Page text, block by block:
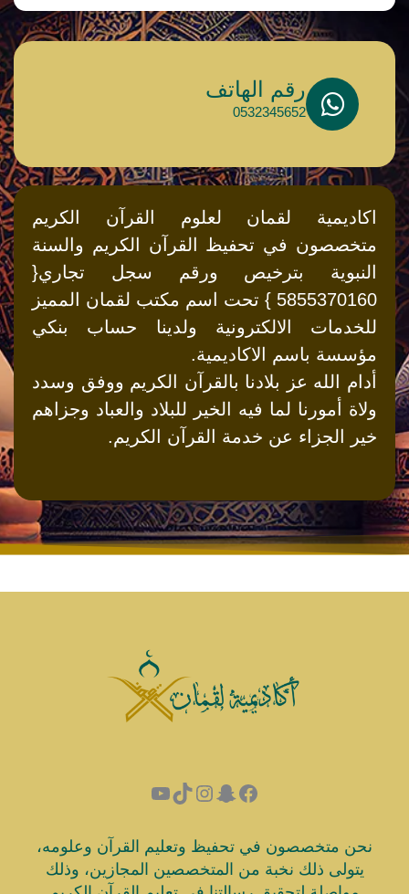
رقم الهاتف
0532345652
اكاديمية لقمان لعلوم القرآن الكريم
متخصصون في تحفيظ القرآن الكريم والسنة
النبوية بترخيص ورقم سجل تجاري{
5855370160 } تحت اسم مكتب لقمان المميز
للخدمات الالكترونية ولدينا حساب بنكي
مؤسسة باسم الاكاديمية.
أدام الله عز بلادنا بالقرآن الكريم ووفق وسدد
ولاة أمورنا لما فيه الخير للبلاد والعباد وجزاهم
خير الجزاء عن خدمة القرآن الكريم.
نحن متخصصون في تحفيظ وتعليم القرآن وعلومه،
يتولى ذلك نخبة من المتخصصين المجازين، وذلك